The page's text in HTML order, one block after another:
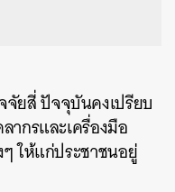
จัยสี่ ปัจจุบันคงเปรียบ
ากรและเครื่องมือ
ให้แก่ประชาชนอยู่